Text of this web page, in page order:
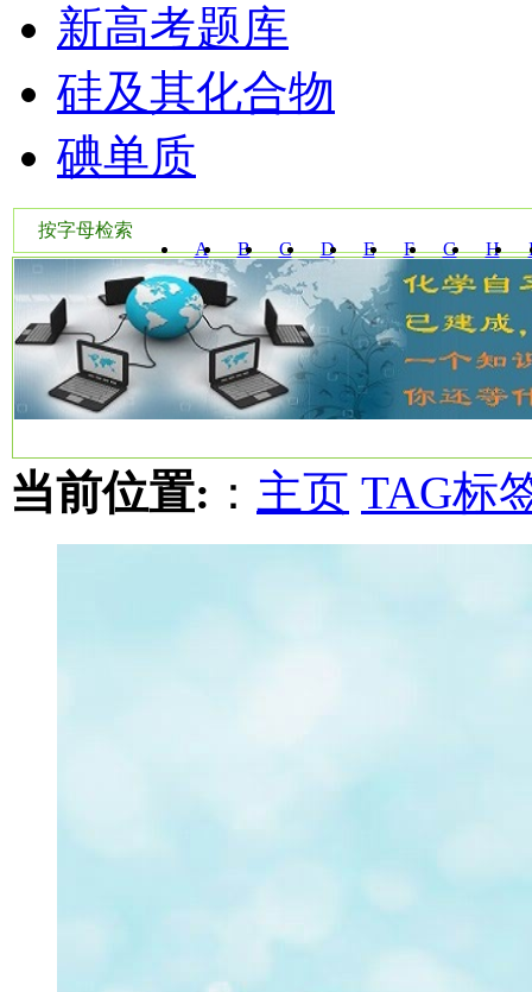
新高考题库
硅及其化合物
碘单质
按字母检索
A
B C D E F G H
W Y
当前位置: ： 主页 TAG标